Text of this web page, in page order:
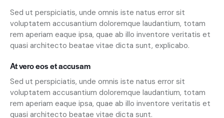
Sed ut perspiciatis, unde omnis iste natus error sit
voluptatem accusantium doloremque laudantium, totam
rem aperiam eaque ipsa, quae ab illo inventore veritatis et
quasi architecto beatae vitae dicta sunt, explicabo.
At vero eos et accusam
Sed ut perspiciatis, unde omnis iste natus error sit
voluptatem accusantium doloremque laudantium, totam
rem aperiam eaque ipsa, quae ab illo inventore veritatis et
quasi architecto beatae vitae dicta sunt.